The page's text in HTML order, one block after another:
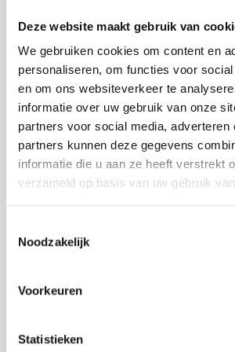
Deze website maakt gebruik van
We gebruiken cookies om content en
personaliseren, om functies voor
en om ons websiteverkeer te
informatie over uw gebruik van onze
partners voor social media, adverteren
partners kunnen deze gegevens
informatie die u aan ze heeft verstrekt
verzameld op basis van uw gebruik
Noodzakelijk
Voorkeuren
Statistieken
Tevreden
Gorinchem
Lees onze geweldige recensies van
: Onze
Hoge Klanttevredenheid
: Wij
ervoor te zorgen dat onze
Aanbevelingen
: Veel van onze